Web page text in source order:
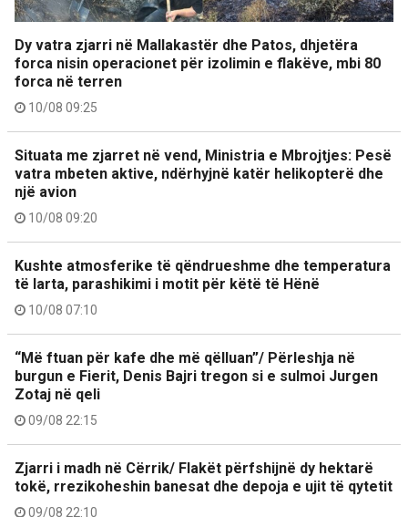
Dy vatra zjarri në Mallakastër dhe Patos, dhjetëra
forca nisin operacionet për izolimin e flakëve, mbi 80
forca në terren
10/08 09:25
Situata me zjarret në vend, Ministria e Mbrojtjes: Pesë
vatra mbeten aktive, ndërhyjnë katër helikopterë dhe
një avion
10/08 09:20
Kushte atmosferike të qëndrueshme dhe temperatura
të larta, parashikimi i motit për këtë të Hënë
10/08 07:10
“Më ftuan për kafe dhe më qëlluan”/ Përleshja në
burgun e Fierit, Denis Bajri tregon si e sulmoi Jurgen
Zotaj në qeli
09/08 22:15
Zjarri i madh në Cërrik/ Flakët përfshijnë dy hektarë
tokë, rrezikoheshin banesat dhe depoja e ujit të qytetit
09/08 22:10